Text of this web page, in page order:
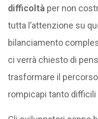
difficoltà per non
tutta l’attenzione su
bilanciamento
ci verrà chiesto di
trasformare il
rompicapi tanto